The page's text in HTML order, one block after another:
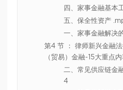
四、家事金融基本
五、保全性资产
一、家事金融解决
第4 节 ： 律师新兴金融
（贸易）金融-15大重点
二、常见供应链金
4